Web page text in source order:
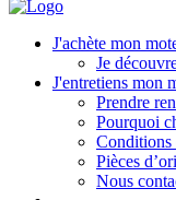
J'achète mon
Je
J'entretiens mon
Prendre
Pourquoi
Conditions
Pièces
Nous